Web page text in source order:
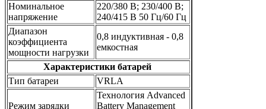
Номинальное
напряжение
220/380 В; 230/400 В;
240/415 В 50 Гц/60 Гц
Диапазон
коэффициента
мощности нагрузки
0,8 индуктивная - 0,8
емкостная
Характеристики батарей
Тип батареи
VRLA
Режим зарядки
Технология Advanced
Battery Management